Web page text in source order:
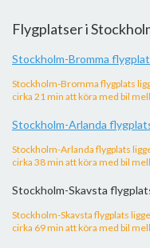
Flygplatser i
Stockholm-Bromma
Stockholm-Bromma flygplats
cirka 21 min att köra med bil
Stockholm-Arlanda
Stockholm-Arlanda flygplats
cirka 38 min att köra med bil
Stockholm-Skavsta
Stockholm-Skavsta flygplats
cirka 69 min att köra med bil